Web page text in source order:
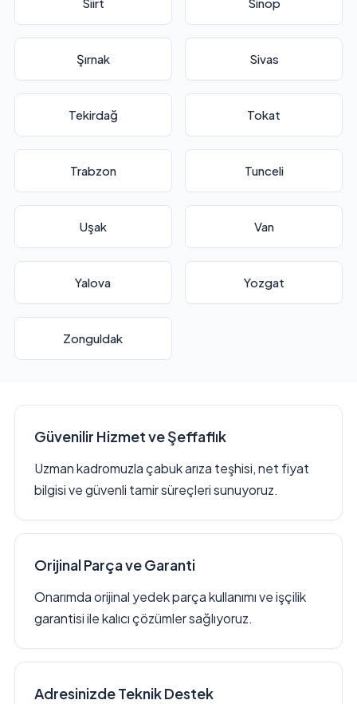
Siirt Sinop
Şırnak Sivas
Tekirdağ Tokat
Trabzon Tunceli
Uşak Van
Yalova Yozgat
Zonguldak
Güvenilir Hizmet ve Şeffaflık
Uzman kadromuzla çabuk arıza teşhisi, net fiyat
bilgisi ve güvenli tamir süreçleri sunuyoruz.
Orijinal Parça ve Garanti
Onarımda orijinal yedek parça kullanımı ve işçilik
garantisi ile kalıcı çözümler sağlıyoruz.
Adresinizde Teknik Destek